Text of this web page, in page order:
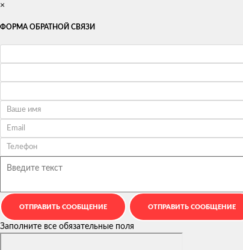
×
ФОРМА ОБРАТНОЙ СВЯЗИ
Заполните все обязательные поля